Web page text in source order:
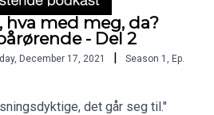
hva med meg, da?
- Del 2
December 17, 2021 | Season 1 , Ep.
det går seg til."